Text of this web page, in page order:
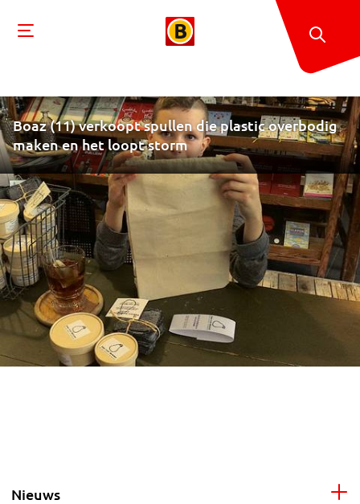
Boaz (11) verkoopt spullen die plastic overbodig
maken en het loopt storm
Nieuws